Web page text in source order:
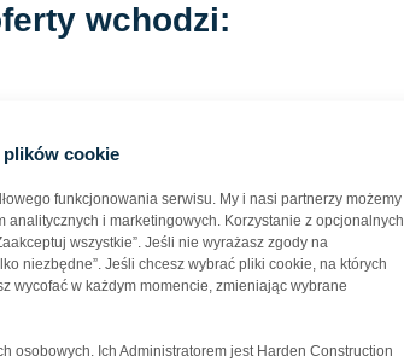
plików cookie
funkcjonowania serwisu. My i nasi partnerzy możemy
i marketingowych. Korzystanie z opcjonalnych
wszystkie”. Jeśli nie wyrażasz zgody na
niezbędne”. Jeśli chcesz wybrać pliki cookie, na których
wycofać w każdym momencie, zmieniając wybrane
osobowych. Ich Administratorem jest Harden Construction
wchodzi:
i projektowej